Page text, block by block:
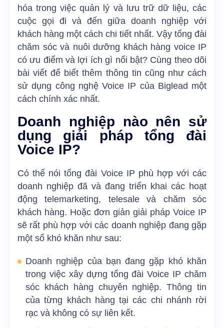
hóa trong việc quản lý và lưu trữ dữ liệu, các
cuộc gọi đi và đến giữa doanh nghiệp với
khách hàng một cách chi tiết nhất. Vậy tổng đài
chăm sóc và nuôi dưỡng khách hàng voice IP
có ưu điểm và lợi ích gì nổi bật? Cùng theo dõi
bài viết để biết thêm thông tin cũng như cách
sử dụng công nghệ Voice IP của Biglead một
cách chính xác nhất.
Doanh nghiệp nào nên sử
dụng giải pháp tổng đài
Voice IP?
Có thể nói tổng đài Voice IP phù hợp với các
doanh nghiệp đã và đang triển khai các hoạt
động telemarketing, telesale và chăm sóc
khách hàng. Hoặc đơn giản giải pháp Voice IP
sẽ rất phù hợp với các doanh nghiệp đang gặp
một số khó khăn như sau:
Doanh nghiệp của bạn đang gặp khó khăn
trong việc xây dựng tổng đài Voice IP chăm
sóc khách hàng chuyên nghiệp. Thông tin
của từng khách hàng tại các chi nhánh rời
rạc và không có sự liên kết.